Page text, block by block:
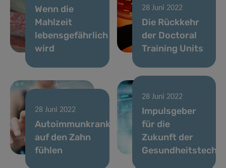
Wenn die
Mahlzeit
lebensgefährlich
wird
28 Juni 2022
Die Rückkehr
der Doctoral
Training Units
28 Juni 2022
Autoimmunkrankheiten
auf den Zahn
fühlen
28 Juni 2022
Impulsgeber
für die
Zukunft der